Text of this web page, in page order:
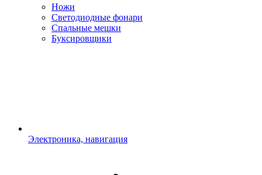
Ножи
Светодиодные фонари
Спальные мешки
Буксировщики
Электроника, навигация